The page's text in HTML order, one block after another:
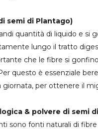
semi di Plantago)
quantità di liquido e si
lungo il tratto
che le fibre si
questo è essenziale
giornata, per ottenere il
& polvere di semi
sono fonti naturali di